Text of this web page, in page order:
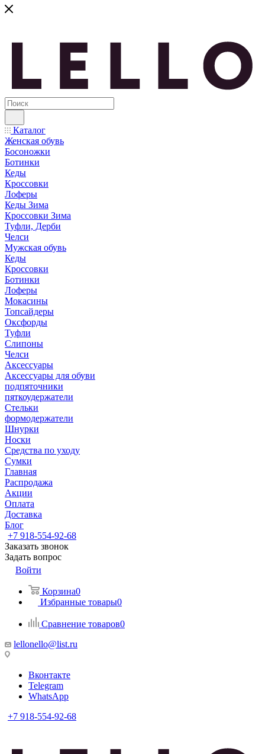
Каталог
Женская обувь
Босоножки
Ботинки
Кеды
Кроссовки
Лоферы
Кеды Зима
Кроссовки Зима
Туфли, Дерби
Челси
Мужская обувь
Кеды
Кроссовки
Ботинки
Лоферы
Мокасины
Топсайдеры
Оксфорды
Туфли
Слипоны
Челси
Аксессуары
Аксессуары для обуви
подпяточники
пяткоудержатели
Стельки
формодержатели
Шнурки
Носки
Средства по уходу
Сумки
Главная
Распродажа
Акции
Оплата
Доставка
Блог
+7 918-554-92-68
Заказать звонок
Задать вопрос
Войти
Корзина0
Избранные товары0
Сравнение товаров0
lellonello@list.ru
Вконтакте
Telegram
WhatsApp
+7 918-554-92-68